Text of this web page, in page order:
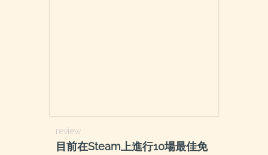
review
目前在Steam上進行10場最佳免